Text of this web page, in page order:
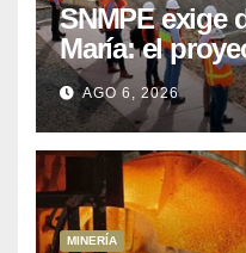
SNMPE exige
María: el
que Perú lleva
posponiendo
AGO 6, 2026
MINERÍA